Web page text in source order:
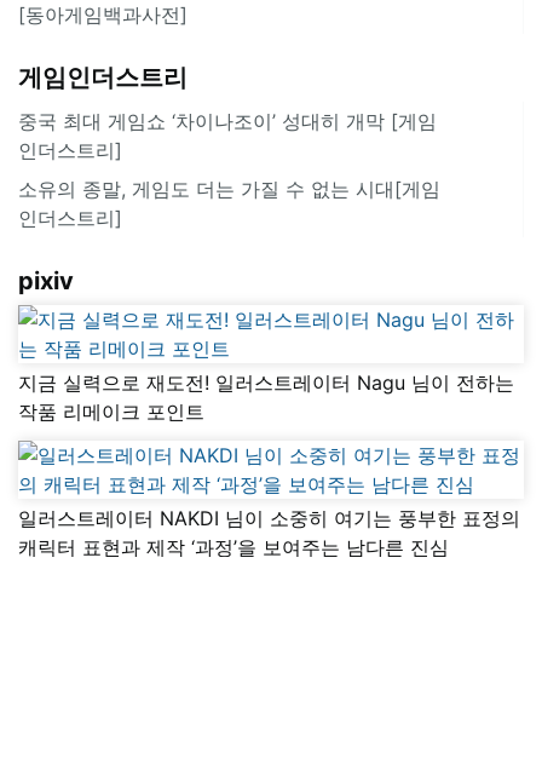
[동아게임백과사전]
게임인더스트리
중국 최대 게임쇼 ‘차이나조이’ 성대히 개막 [게임
인더스트리]
소유의 종말, 게임도 더는 가질 수 없는 시대[게임
인더스트리]
pixiv
지금 실력으로 재도전! 일러스트레이터 Nagu 님이 전하는
작품 리메이크 포인트
일러스트레이터 NAKDI 님이 소중히 여기는 풍부한 표정의
캐릭터 표현과 제작 ‘과정’을 보여주는 남다른 진심